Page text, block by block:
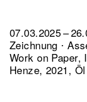
07.03.2025 –
Zeichnung ⋅
Work on Paper,
Henze, 2021,